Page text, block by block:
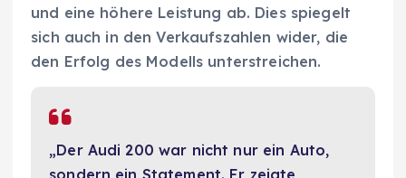
und eine höhere Leistung ab. Dies spiegelt
sich auch in den Verkaufszahlen wider, die
den Erfolg des Modells unterstreichen.
„Der Audi 200 war nicht nur ein Auto,